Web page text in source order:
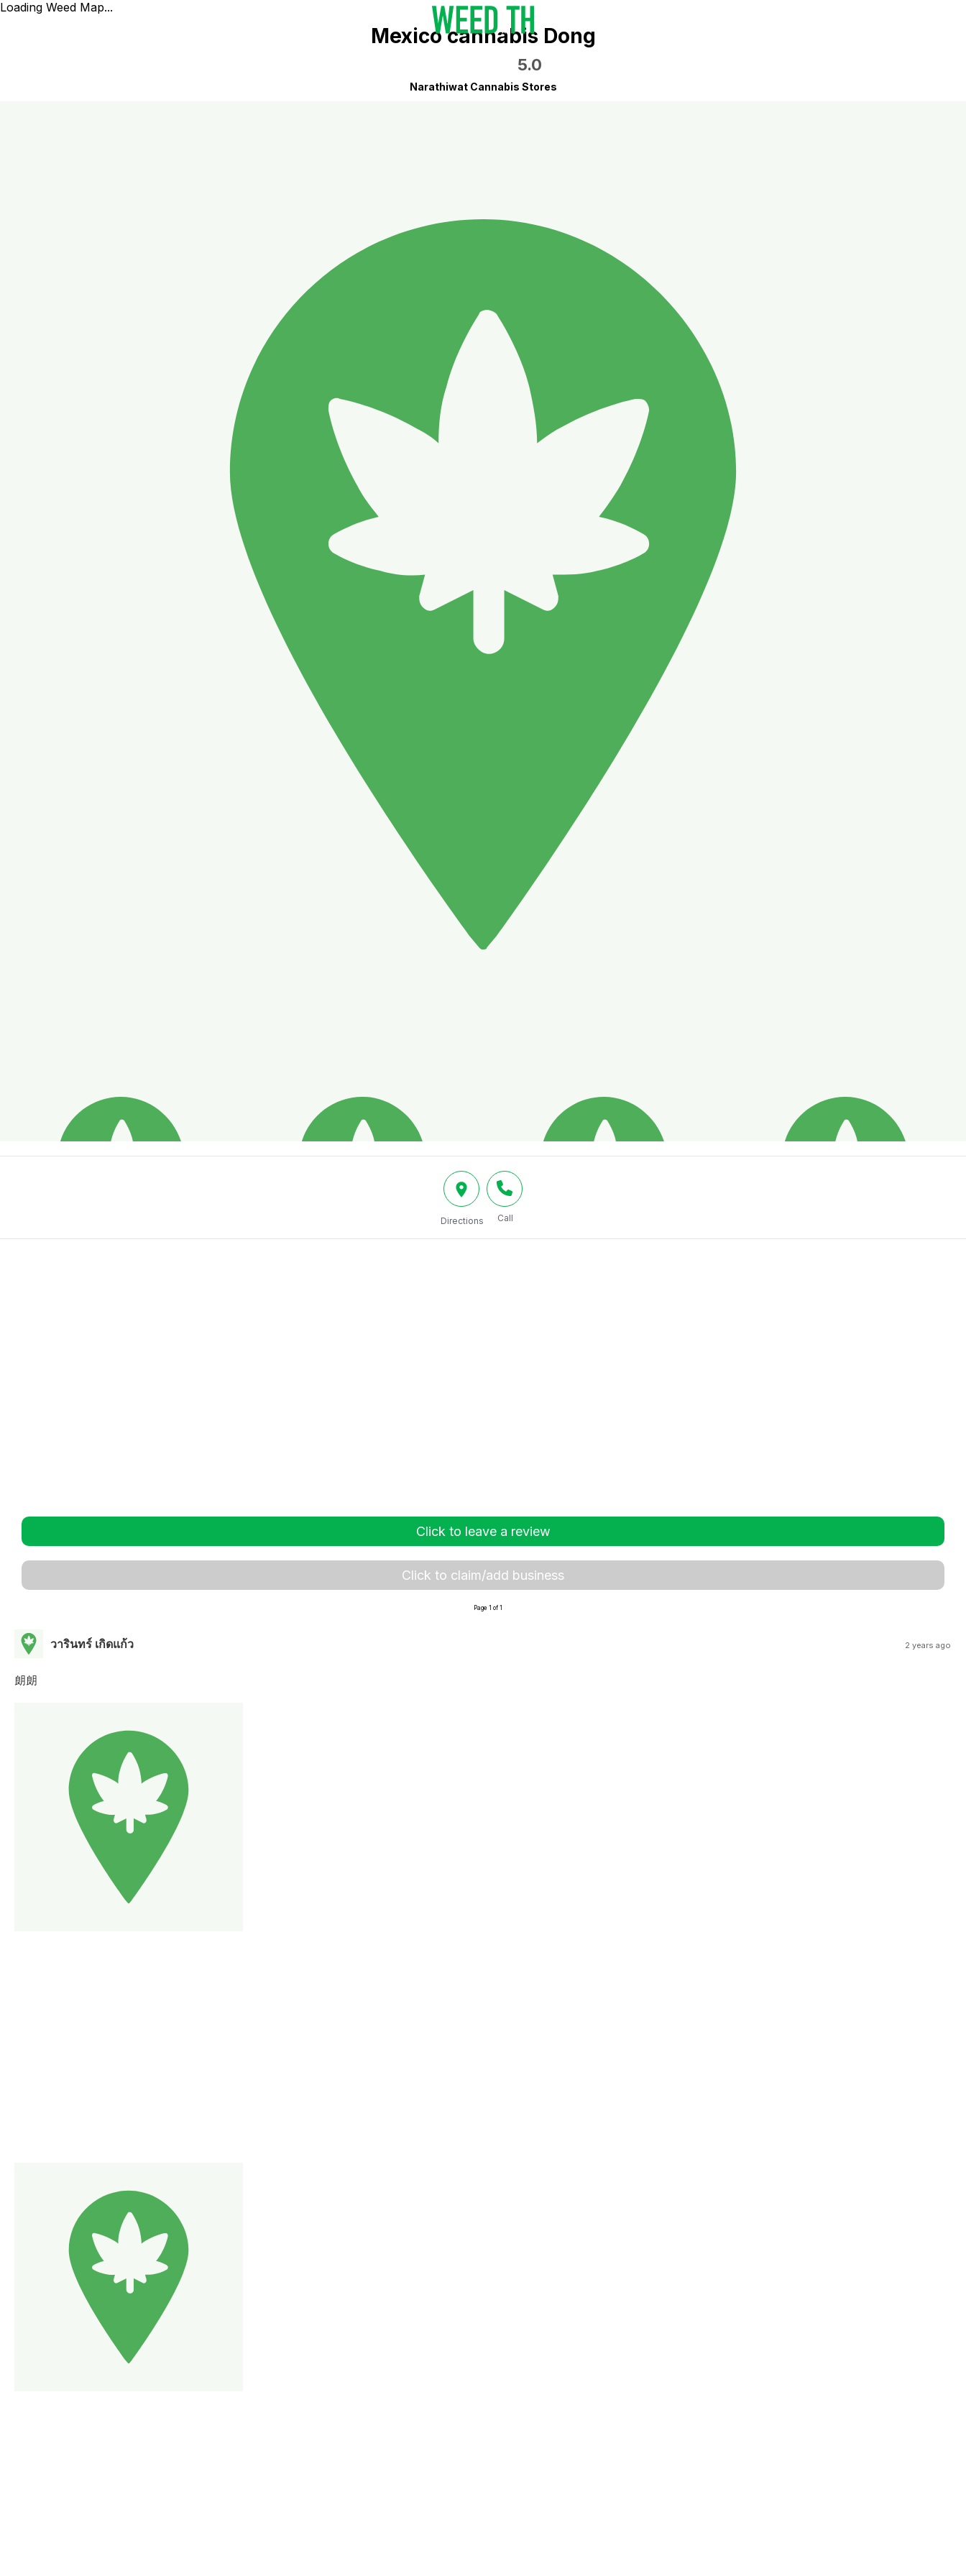
Loading Weed Map...
Mexico cannabis Dong
5.0
Narathiwat Cannabis Stores
Directions Call
Click to leave a review
Click to claim/add business
Page 1 of 1
วารินทร์ เกิดแก้ว 2 years ago
朗朗